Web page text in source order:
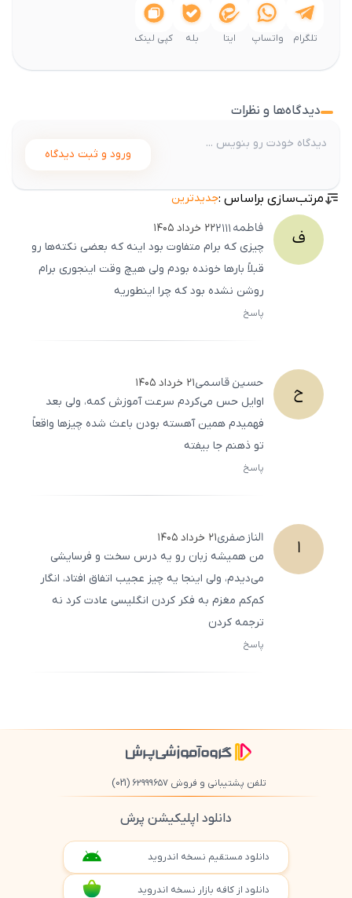
تلگرام واتساپ ایتا بله کپی لینک
دیدگاه‌ها و نظرات
ورود و ثبت دیدگاه
مرتب‌سازی براساس :جدیدترین
ف فاطمه2111۲۲ خرداد ۱۴۰۵
چیزی که برام متفاوت بود اینه که بعضی نکته‌ها رو
قبلاً بارها خونده بودم ولی هیچ وقت اینجوری برام
روشن نشده بود که چرا اینطوریه
پاسخ
ح حسینقاسمی۲۱ خرداد ۱۴۰۵
اوایل حس می‌کردم سرعت آموزش کمه، ولی بعد
فهمیدم همین آهسته بودن باعث شده چیزها واقعاً
تو ذهنم جا بیفته
پاسخ
ا النازصفری۲۱ خرداد ۱۴۰۵
من همیشه زبان رو یه درس سخت و فرسایشی
می‌دیدم، ولی اینجا یه چیز عجیب اتفاق افتاد، انگار
کم‌کم مغزم به فکر کردن انگلیسی عادت کرد نه
ترجمه کردن
پاسخ
تلفن پشتیبانی و فروش ۶۲۹۹۹۶۵۷ (021)
دانلود اپلیکیشن پرش
دانلود مستقیم نسخه اندروید
دانلود از کافه بازار نسخه اندروید